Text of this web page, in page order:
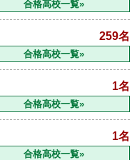
合格高校一覧»
259名
合格高校一覧»
1名
合格高校一覧»
1名
合格高校一覧»